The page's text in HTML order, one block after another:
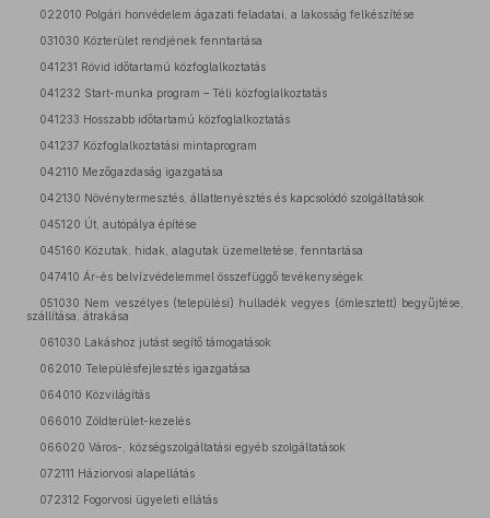
022010 Polgári honvédelem ágazati feladatai, a lakosság felkészítése
031030 Közterület rendjének fenntartása
041231 Rövid időtartamú közfoglalkoztatás
041232 Start-munka program – Téli közfoglalkoztatás
041233 Hosszabb időtartamú közfoglalkoztatás
041237 Közfoglalkoztatási mintaprogram
042110 Mezőgazdaság igazgatása
042130 Növénytermesztés, állattenyésztés és kapcsolódó szolgáltatások
045120 Út, autópálya építése
045160 Közutak, hidak, alagutak üzemeltetése, fenntartása
047410 Ár-és belvízvédelemmel összefüggő tevékenységek
051030 Nem veszélyes (települési) hulladék vegyes (ömlesztett) begyűjtése,
szállítása, átrakása
061030 Lakáshoz jutást segítő támogatások
062010 Településfejlesztés igazgatása
064010 Közvilágítás
066010 Zöldterület-kezelés
066020 Város-, községszolgáltatási egyéb szolgáltatások
072111 Háziorvosi alapellátás
072312 Fogorvosi ügyeleti ellátás